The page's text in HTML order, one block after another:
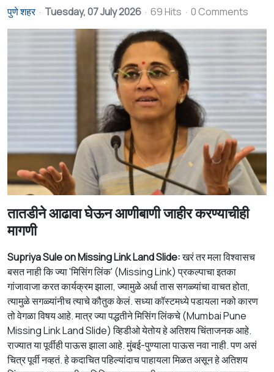
पुणे शहर Tuesday, 07 July 2026 69 Hits 0 Comments
तातडीने आढावा घेऊन आणीबाणी जाहीर करण्याचीही
मागणी
Supriya Sule on Missing Link Land Slide:खरंतरमलाविश्वासच
बसतनाहीकिज्या'मिसिंग लिंक' (Missing Link) प्रकल्पाचाइतका
गांजावाजाकरतकार्यक्रमझाला,ज्यामुळेअर्धा तास सगळ्यांचा वाचत होता,
त्यामुळेसगळ्यांनीचत्याचेकौतुककेलं.सध्याकॉस्टमध्येपडायलानकोकारण
तोवेगळाविषयआहे.मात्रज्यापद्धतीनेमिसिंगलिंकचे(Mumbai Pune
Missing Link Land Slide)व्हिडीओयेतोयहेअतिशयचिंताजनकआहे.
राज्यातयापूर्वीहीपाऊसझालाआहे.मुंबई-पुण्यालापाऊसनवानाही.पणअसं
चित्रपूर्वीनव्हतं.हेकदाचितपहिल्यांदाचपाहायलामिळतअसूनहेअतिशय